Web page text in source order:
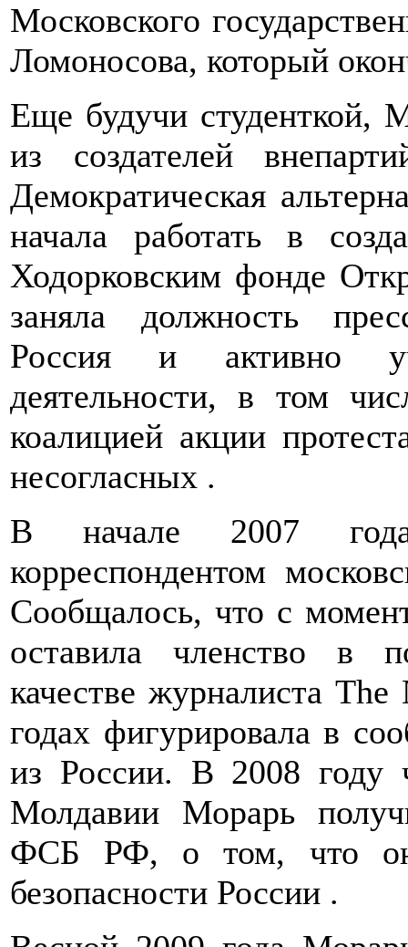
Московского
Ломоносова, который
Еще будучи студенткой,
из создателей
Демократическая
начала работать в
Ходорковским фонде
заняла должность
Россия и активно
деятельности, в том
коалицией акции
несогласных .
В начале 2007
корреспондентом
Сообщалось, что с
оставила членство в
качестве журналиста
годах фигурировала в
из России. В 2008 году
Молдавии Морарь
ФСБ РФ, о том, что она
безопасности России .